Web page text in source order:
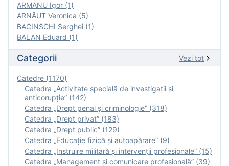
ARMANU Igor (1)
ARNĂUT Veronica (5)
BACINSCHI Serghei (1)
BALAN Eduard (1)
Categorii Vezi tot
Catedre (1170)
Catedra „Activitate specială de investigaţii şi
anticorupție” (142)
Catedra „Drept penal și criminologie” (318)
Catedra „Drept privat” (183)
Catedra „Drept public” (129)
Catedra „Educație fizică şi autoapărare” (9)
Catedra „Instruire militară şi intervenţii profesionale” (15)
Catedra „Management și comunicare profesională” (39)